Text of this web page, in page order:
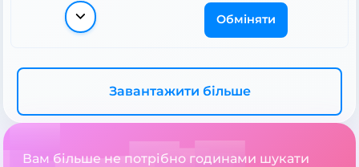
Обміняти
Завантажити більше
Вам більше не потрібно годинами шукати